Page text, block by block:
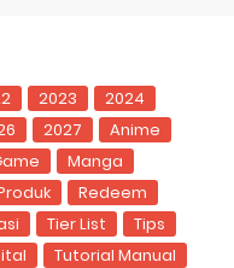
2023
2024
2027
Anime
Manga
Redeem
Tier List
Tips
Tutorial Manual